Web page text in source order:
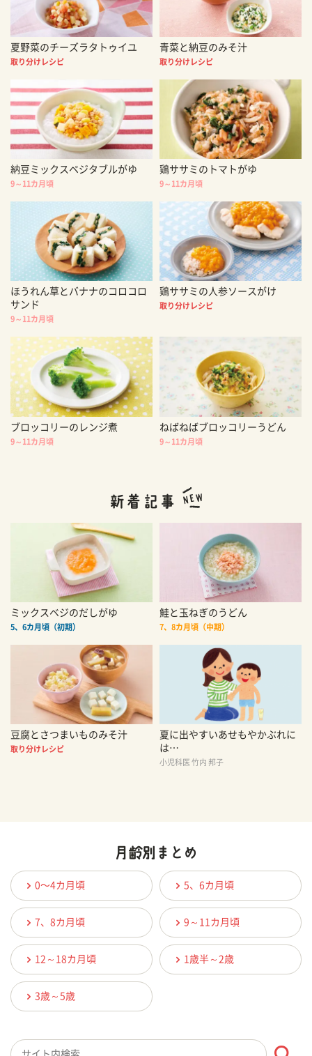
夏野菜のチーズラタトゥイユ
取り分けレシピ
青菜と納豆のみそ汁
取り分けレシピ
納豆ミックスベジタブルがゆ
9～11カ月頃
鶏ササミのトマトがゆ
9～11カ月頃
ほうれん草とバナナのコロコロ
サンド
9～11カ月頃
鶏ササミの人参ソースがけ
取り分けレシピ
ブロッコリーのレンジ煮
9～11カ月頃
ねばねばブロッコリーうどん
9～11カ月頃
ミックスベジのだしがゆ
5、6カ月頃（初期）
鮭と玉ねぎのうどん
7、8カ月頃（中期）
豆腐とさつまいものみそ汁
取り分けレシピ
夏に出やすいあせもやかぶれに
は…
小児科医 竹内 邦子
0〜4カ月頃 5、6カ月頃
7、8カ月頃 9～11カ月頃
12～18カ月頃 1歳半～2歳
3歳～5歳